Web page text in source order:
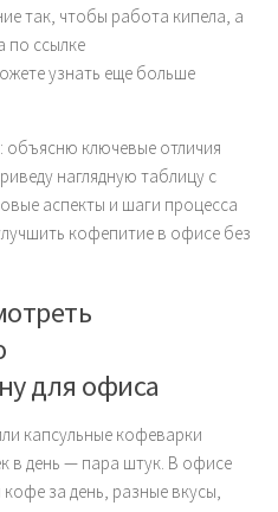
так, чтобы работа кипела, а
по ссылке
узнать еще больше
ключевые отличия
наглядную таблицу с
аспекты и шаги процесса
кофепитие в офисе без
для офиса
капсульные кофеварки
в день — пара штук. В офисе
кофе за день, разные вкусы,